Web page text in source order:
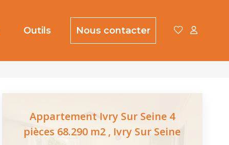
Outils Nous contacter
Appartement Ivry Sur Seine 4
pièces 68.290 m2 , Ivry Sur Seine